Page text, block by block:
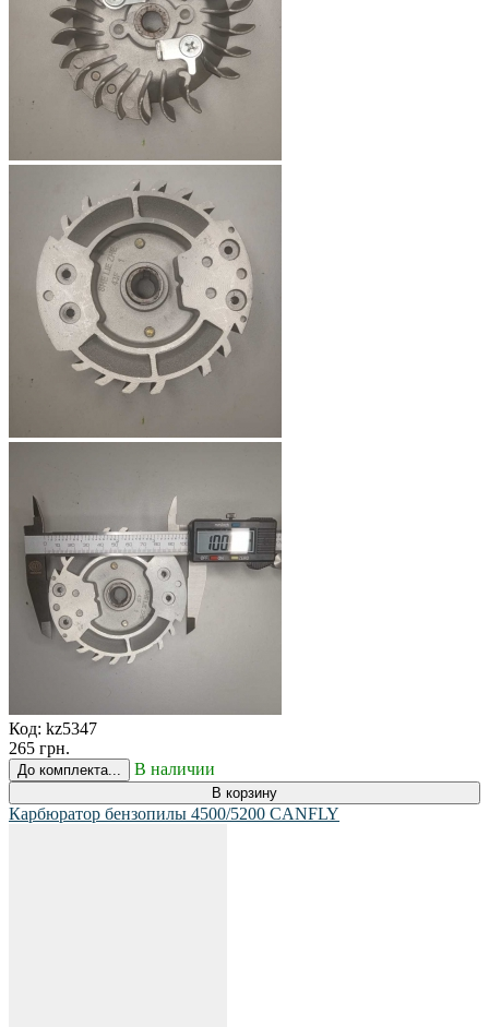
Код: kz5347
265 грн.
До комплекта... В наличии
В корзину
Карбюратор бензопилы 4500/5200 CANFLY